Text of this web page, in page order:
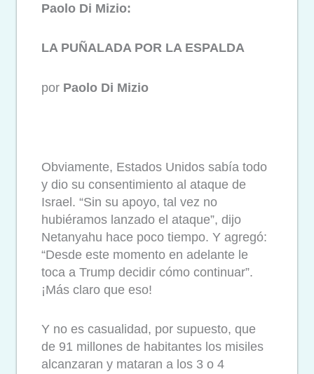
Paolo Di Mizio:
LA PUÑALADA POR LA ESPALDA
por Paolo Di Mizio
Obviamente, Estados Unidos sabía todo
y dio su consentimiento al ataque de
Israel. “Sin su apoyo, tal vez no
hubiéramos lanzado el ataque”, dijo
Netanyahu hace poco tiempo. Y agregó:
“Desde este momento en adelante le
toca a Trump decidir cómo continuar”.
¡Más claro que eso!
Y no es casualidad, por supuesto, que
de 91 millones de habitantes los misiles
alcanzaran y mataran a los 3 o 4